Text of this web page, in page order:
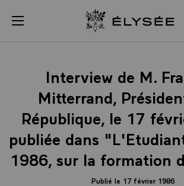
menu Retour à
Interview de M.
Mitterrand,
République, le 17
publiée dans
1986, sur la formation
Publié le 17 février 1986
Panneau de gestion des cookies